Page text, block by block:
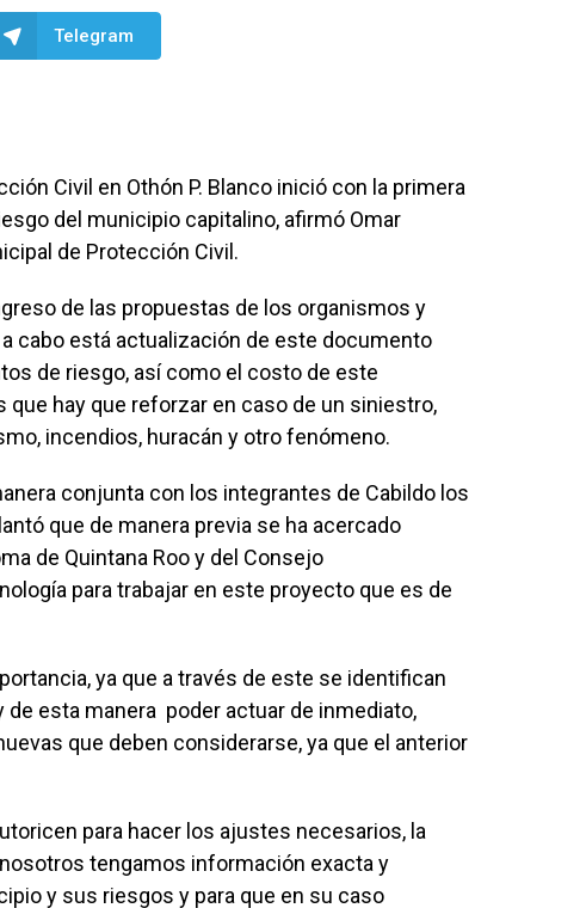
Telegram
Civil en Othón P. Blanco inició con la primera
del municipio capitalino, afirmó Omar
de Protección Civil.
de las propuestas de los organismos y
cabo está actualización de este documento
de riesgo, así como el costo de este
hay que reforzar en caso de un siniestro,
incendios, huracán y otro fenómeno.
conjunta con los integrantes de Cabildo los
que de manera previa se ha acercado
de Quintana Roo y del Consejo
para trabajar en este proyecto que es de
ya que a través de este se identifican
esta manera poder actuar de inmediato,
que deben considerarse, ya que el anterior
para hacer los ajustes necesarios, la
tengamos información exacta y
y sus riesgos y para que en su caso